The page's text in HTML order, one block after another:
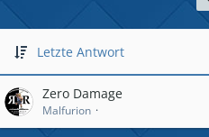
Letzte Antwort
Zero Damage
Malfurion